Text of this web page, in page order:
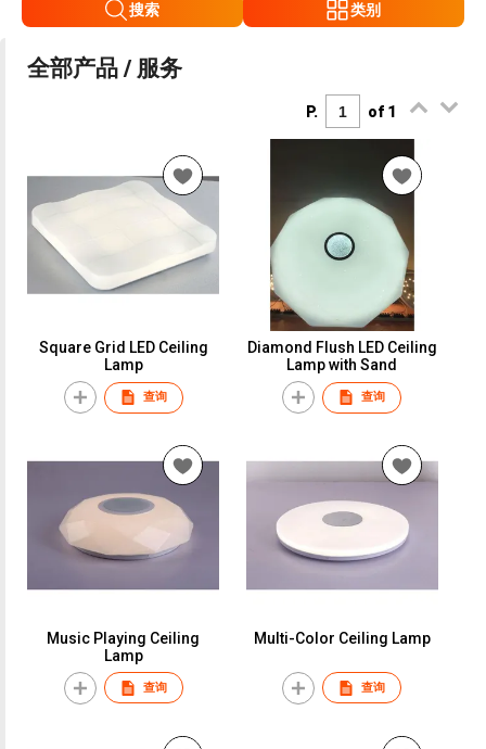
搜索 类别
全部产品 / 服务
P. of 1
Square Grid LED Ceiling
Lamp
查询
Diamond Flush LED Ceiling
Lamp with Sand
查询
Music Playing Ceiling
Lamp
查询
Multi-Color Ceiling Lamp
查询